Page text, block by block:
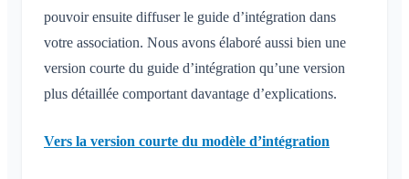
Conversations
Rejoindre un espace
Klubraum supplémentaire
Quitter le Klubraum
Se déconnecter
Modifier le nom
Démarrage rapide pour les admins
Administrateurs supplémentaires
Renvoyer des invitations
Divers
Navigateurs pris en charge
Cas d'usage
pouvoir ensuite diffuser le guide d’intégration dans
votre association. Nous avons élaboré aussi bien une
version courte du guide d’intégration qu’une version
plus détaillée comportant davantage d’explications.
Vers la version courte du modèle d’intégration